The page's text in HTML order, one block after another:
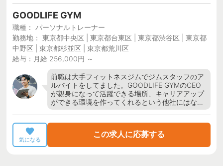
GOODLIFE GYM
職種： パーソナルトレーナー
勤務地： 東京都中央区 | 東京都台東区 | 東京都渋谷区 | 東京都
中野区 | 東京都杉並区 | 東京都荒川区
給与：月給 256,000円 ～
前職は大手フィットネスジムでジムスタッフのア
ルバイトをしてました。GOODLIFE GYMのCEO
が親身になって活躍できる場所、キャリアアップ
ができる環境を作ってくれるという他社にはな…
気になる
この求人に応募する